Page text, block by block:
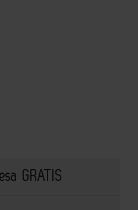
GRATIS